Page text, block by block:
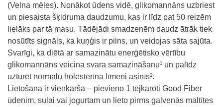
(Velna mēles). Nonākot ūdens vidē, glikomannāns uzbriest
un piesaista šķidruma daudzumu, kas ir līdz pat 50 reizēm
lielāks par tā masu. Tādējādi smadzenēm daudz ātrāk tiek
nosūtīts signāls, ka kuņģis ir pilns, un veidojas sāta sajūta.
Svarīgi, ka diētā ar samazinātu enerģētisko vērtību
glikomannāns veicina svara samazināšanu¹ un palīdz
uzturēt normālu holesterīna līmeni asinīs².
Lietošana ir vienkārša – pievieno 1 tējkaroti Good Fiber
ūdenim, sulai vai jogurtam un lieto pirms galvenās maltītes